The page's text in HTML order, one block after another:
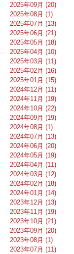
2025年09月 (20)
2025年08月 (1)
2025年07月 (13)
2025年06月 (21)
2025年05月 (18)
2025年04月 (10)
2025年03月 (11)
2025年02月 (16)
2025年01月 (15)
2024年12月 (11)
2024年11月 (19)
2024年10月 (22)
2024年09月 (19)
2024年08月 (1)
2024年07月 (13)
2024年06月 (20)
2024年05月 (19)
2024年04月 (11)
2024年03月 (12)
2024年02月 (18)
2024年01月 (14)
2023年12月 (13)
2023年11月 (19)
2023年10月 (21)
2023年09月 (20)
2023年08月 (1)
2023年07月 (11)